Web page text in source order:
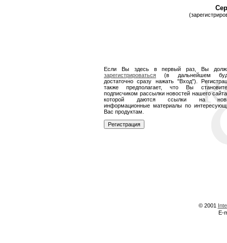
Если Вы здесь в первый раз, Вы
зарегистрироваться (в дальнейшем
достаточно сразу нажать "Вход").
также предполагает, что Вы
подписчиком рассылки новостей нашего
которой даются ссылки на
информационные материалы по
Вас продуктам.
© 2001
E-